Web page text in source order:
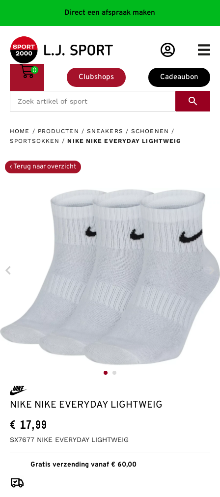
Direct een afspraak maken
Cadeaubon
Clubshops
0
HOME / PRODUCTEN / SNEAKERS /SCHOENEN /
SPORTSOKKEN /NIKE NIKE EVERYDAY LIGHTWEIG
NIKE NIKE EVERYDAY LIGHTWEIG
€ 17,99
SX7677 NIKE EVERYDAY LIGHTWEIG
Gratis verzending vanaf € 60,00